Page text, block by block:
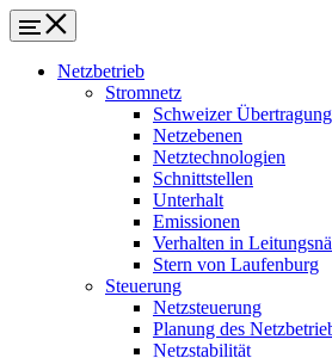
Netzbetrieb
Stromnetz
Schweizer
Netzebenen
Netztechnologien
Schnittstellen
Unterhalt
Emissionen
Verhalten in
Stern von Laufenburg
Steuerung
Netzsteuerung
Planung des
Netzstabilität